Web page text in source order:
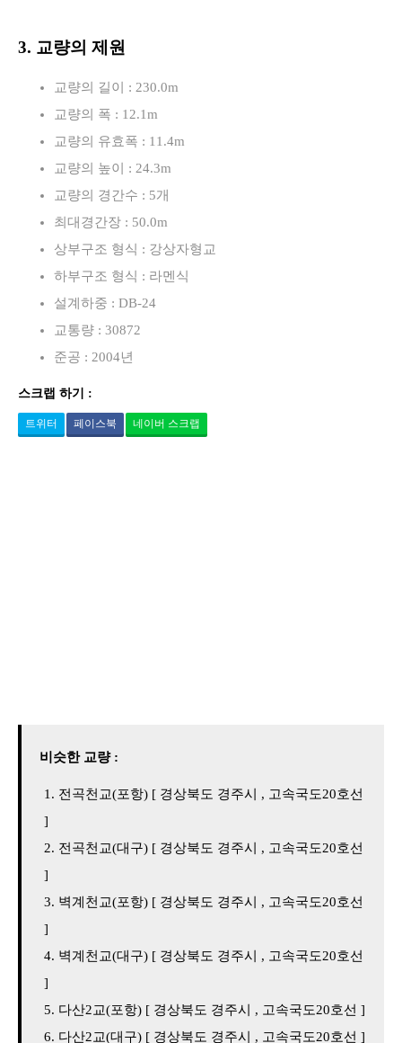
3. 교량의 제원
교량의 길이 : 230.0m
교량의 폭 : 12.1m
교량의 유효폭 : 11.4m
교량의 높이 : 24.3m
교량의 경간수 : 5개
최대경간장 : 50.0m
상부구조 형식 : 강상자형교
하부구조 형식 : 라멘식
설계하중 : DB-24
교통량 : 30872
준공 : 2004년
스크랩 하기 :
트위터 페이스북 네이버 스크랩
비슷한 교량 :
전곡천교(포항) [ 경상북도 경주시 , 고속국도20호선
]
전곡천교(대구) [ 경상북도 경주시 , 고속국도20호선
]
벽계천교(포항) [ 경상북도 경주시 , 고속국도20호선
]
벽계천교(대구) [ 경상북도 경주시 , 고속국도20호선
]
다산2교(포항) [ 경상북도 경주시 , 고속국도20호선 ]
다산2교(대구) [ 경상북도 경주시 , 고속국도20호선 ]